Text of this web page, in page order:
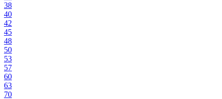
38
40
42
45
48
50
53
57
60
63
70